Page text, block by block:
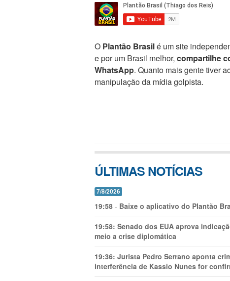
O Plantão Brasilé um site
e por um Brasil melhor, compartilhe
WhatsApp. Quanto mais gente tiver
manipulação da mídia golpista.
ÚLTIMAS NOTÍCIAS
7/8/2026
19:58 - Baixe o aplicativo do Plantão
19:58: Senado dos EUA aprova
meio a crise diplomática
19:36: Jurista Pedro Serrano aponta
interferência de Kassio Nunes for